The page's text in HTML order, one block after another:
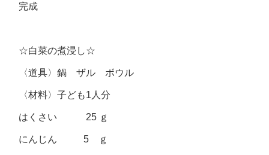
完成
☆白菜の煮浸し☆
〈道具〉鍋 ザル ボウル
〈材料〉子ども1人分
はくさい 25 ｇ
にんじん 5 ｇ